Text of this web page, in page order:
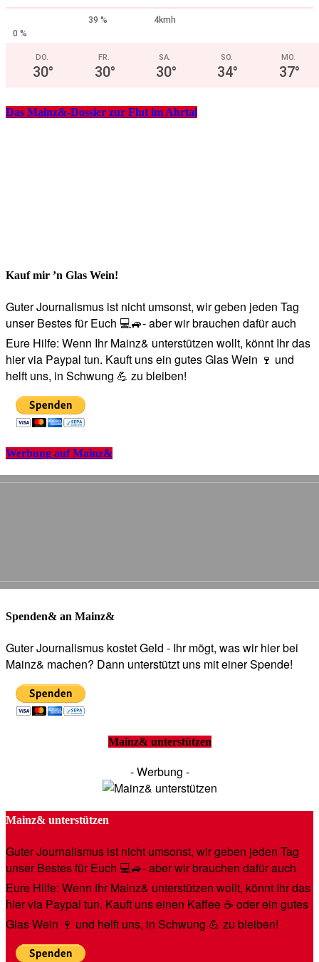
39 %
4kmh
0 %
DO.
30°
FR.
30°
SA.
30°
SO.
34°
MO.
37°
Das Mainz&-Dossier zur Flut im Ahrtal
Kauf mir ’n Glas Wein!
Guter Journalismus ist nicht umsonst, wir geben jeden Tag
unser Bestes für Euch 💻🚙- aber wir brauchen dafür auch
Eure Hilfe: Wenn Ihr Mainz& unterstützen wollt, könnt Ihr das
hier via Paypal tun. Kauft uns ein gutes Glas Wein 🍷 und
helft uns, in Schwung 💪 zu bleiben!
Werbung auf Mainz&
Spenden& an Mainz&
Guter Journalismus kostet Geld - Ihr mögt, was wir hier bei
Mainz& machen? Dann unterstützt uns mit einer Spende!
Mainz& unterstützen
- Werbung -
Mainz& unterstützen
Guter Journalismus ist nicht umsonst, wir geben jeden Tag
unser Bestes für Euch 💻🚙- aber wir brauchen dafür auch
Eure Hilfe: Wenn Ihr Mainz& unterstützen wollt, könnt Ihr das
hier via Paypal tun. Kauft uns einen Kaffee ☕️ oder ein gutes
Glas Wein 🍷 und helft uns, in Schwung 💪 zu bleiben!